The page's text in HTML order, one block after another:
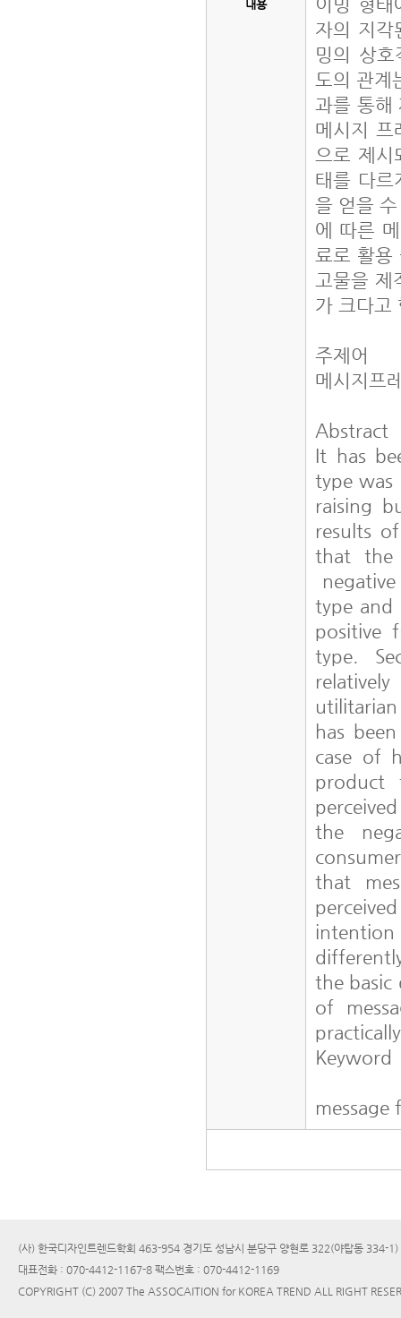
내용
이밍 형태
자의 지각
밍의 상
도의 관계
과를 통해
메시지 프
으로 제시
태를 다르
을 얻을
에 따른
료로 활용
고물을 제
가 크다고
주제어
메시지프
Abstract
It has
type was
raising
results
that the
type and
positive
type.
has
case of
product
the
that
the basic
of
Keyword
(사) 한국디자인트렌드학회 463-954 경기도 성남시 분당구 양현로 322(야탑동 334-
대표전화 : 070-4412-1167-8 팩스번호 : 070-4412-1169
COPYRIGHT (C) 2007 The ASSOCAITION for KOREA TREND ALL RIGHT